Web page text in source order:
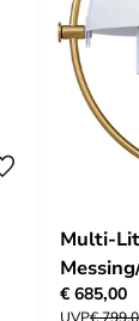
Multi-
€ 685,00
UVP€